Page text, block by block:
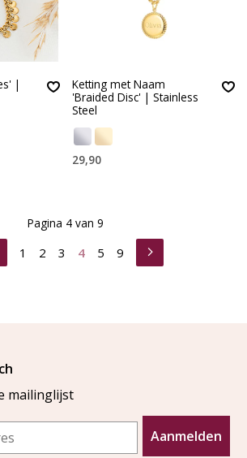
|
Ketting met Naam
'Braided Disc' | Stainless
Steel
29,90
1 2 3 4 5 9
Pagina 4 van 9
mailinglijst
Aanmelden